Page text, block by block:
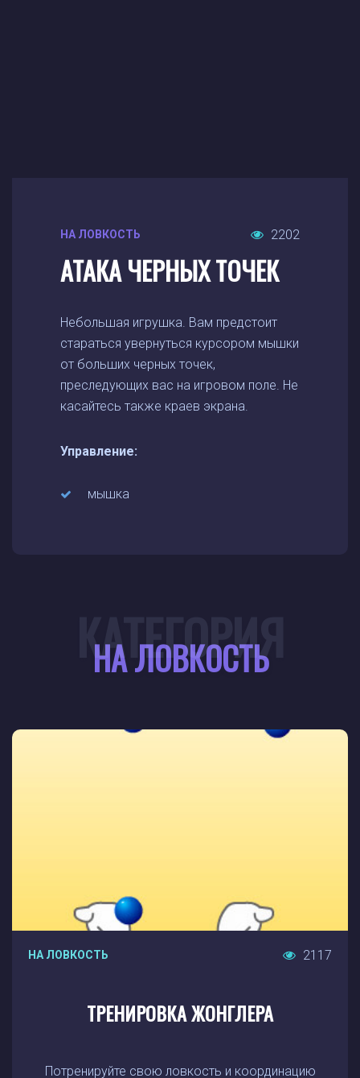
НА ЛОВКОСТЬ 2202
АТАКА ЧЕРНЫХ ТОЧЕК
Небольшая игрушка. Вам предстоит
стараться увернуться курсором мышки
от больших черных точек,
преследующих вас на игровом поле. Не
касайтесь также краев экрана.
Управление:
мышка
НА ЛОВКОСТЬ
КАТЕГОРИЯ
НА ЛОВКОСТЬ 2117
ТРЕНИРОВКА ЖОНГЛЕРА
Потренируйте свою ловкость и координацию